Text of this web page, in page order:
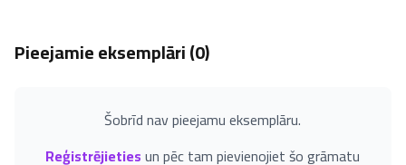
Pieejamie eksemplāri (0)
Šobrīd nav pieejamu eksemplāru.
Reģistrējietiesun pēc tam pievienojiet šo grāmatu